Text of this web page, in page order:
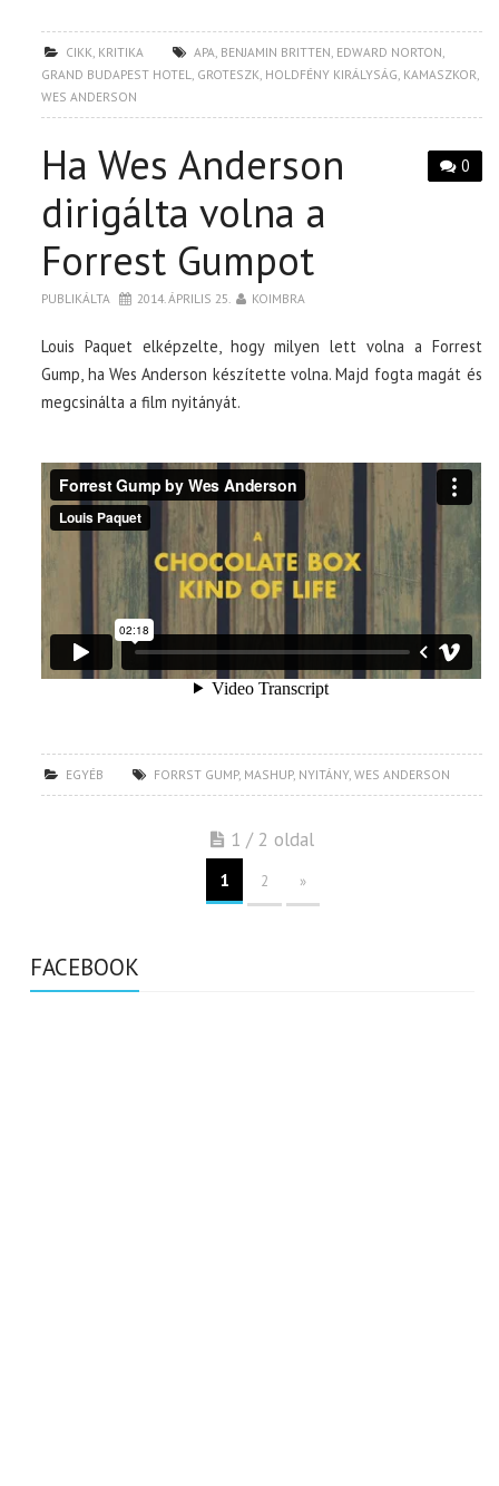
CIKK KRITIKA APA BENJAMIN BRITTEN EDWARD NORTON
GRAND BUDAPEST HOTEL
GROTESZK HOLDFÉNY KIRÁLYSÁG KAMASZKOR
WES ANDERSON
0
Ha Wes Anderson
dirigálta volna a
Forrest Gumpot
PUBLIKÁLTA 2014. ÁPRILIS 25. KOIMBRA
Louis Paquet elképzelte, hogy milyen lett volna a Forrest
Gump, ha Wes Anderson készítette volna. Majd fogta magát és
megcsinálta a film nyitányát.
EGYÉB FORRST GUMP, MASHUP, NYITÁNY,WES ANDERSON
1 / 2 oldal
1 2 »
FACEBOOK